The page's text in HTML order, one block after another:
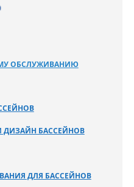
ОБСЛУЖИВАНИЮ
ДИЗАЙН БАССЕЙНОВ
ДЛЯ БАССЕЙНОВ